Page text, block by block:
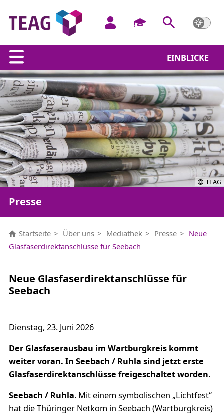
EINBLICKE
TEAG
Presse
Startseite Über uns Mediathek Presse
Neue
Glasfaserdirektanschlüsse für Seebach
Neue Glasfaserdirektanschlüsse für
Seebach
Dienstag, 23. Juni 2026
Der Glasfaserausbau im Wartburgkreis kommt
weiter voran. In Seebach / Ruhla sind jetzt erste
Glasfaserdirektanschlüsse freigeschaltet worden.
Seebach / Ruhla. Mit einem symbolischen „Lichtfest“
hat die Thüringer Netkom in Seebach (Wartburgkreis)